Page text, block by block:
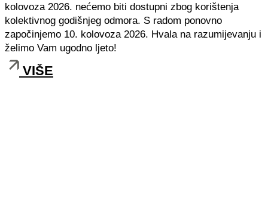
kolovoza 2026. nećemo biti dostupni zbog korištenja
kolektivnog godišnjeg odmora. S radom ponovno
započinjemo 10. kolovoza 2026. Hvala na razumijevanju i
želimo Vam ugodno ljeto!
VIŠE